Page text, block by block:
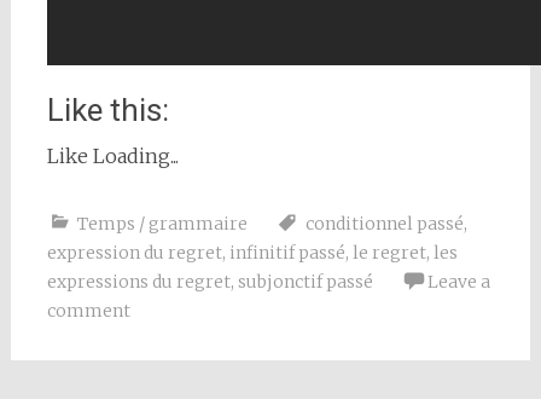
Like this:
Like Loading...
Temps / grammaire conditionnel passé,
expression du regret, infinitif passé, le regret, les
expressions du regret, subjonctif passé
Leave a
comment